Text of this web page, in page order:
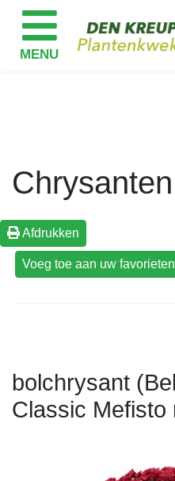
Chrysanten
Afdrukken
bolchrysant
Classic Mefisto